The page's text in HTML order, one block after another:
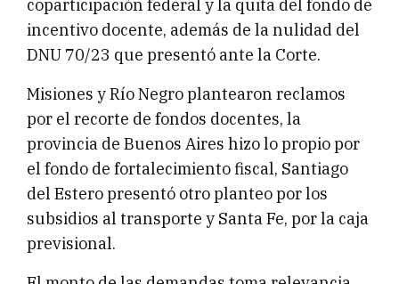
coparticipación federal y la quita del fondo de
incentivo docente, además de la nulidad del
DNU 70/23 que presentó ante la Corte.
Misiones y Río Negro plantearon reclamos
por el recorte de fondos docentes, la
provincia de Buenos Aires hizo lo propio por
el fondo de fortalecimiento fiscal, Santiago
del Estero presentó otro planteo por los
subsidios al transporte y Santa Fe, por la caja
previsional.